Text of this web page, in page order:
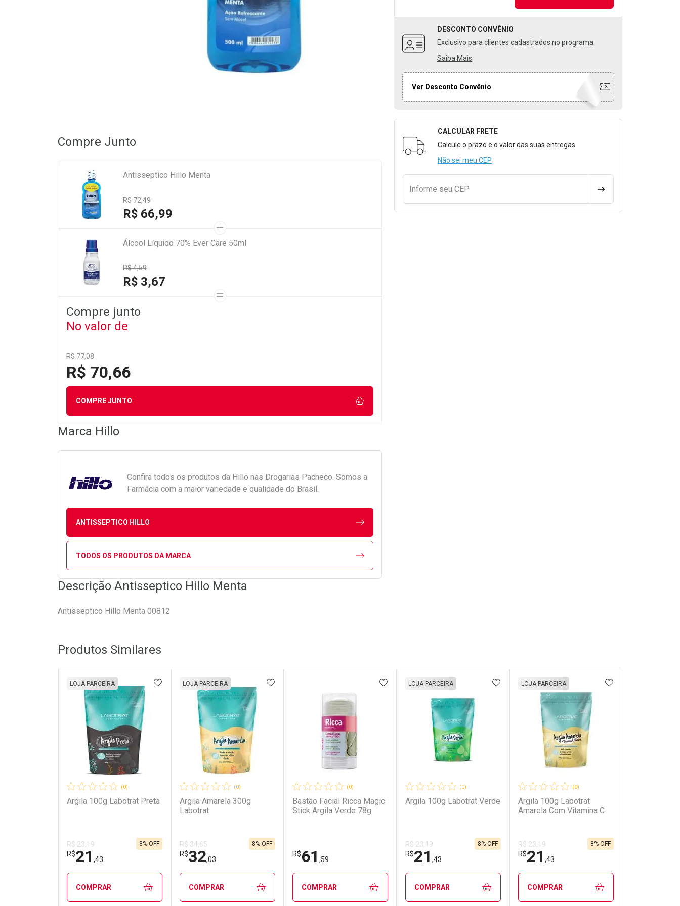
DESCONTO CONVÊNIO
Exclusivo para clientes cadastrados no programa
Saiba Mais
Ver Desconto Convênio
Formulário para Calcular o Frete
CALCULAR FRETE
Calcule o prazo e o valor das suas entregas
Não sei meu CEP
Informe seu CEP CALCULAR FRETE
Compre Junto
Antisseptico Hillo Menta
R$ 72,49
R$ 66,99
Álcool Líquido 70% Ever Care 50ml
R$ 4,59
R$ 3,67
Compre junto
No valor de
R$ 77,08
R$ 70,66
COMPRE JUNTO
Marca Hillo
Confira todos os produtos da Hillo nas Drogarias Pacheco. Somos a
Farmácia com a maior variedade e qualidade do Brasil.
ANTISSEPTICO HILLO
TODOS OS PRODUTOS DA MARCA
Descrição Antisseptico Hillo Menta
Antisseptico Hillo Menta 00812
Produtos Similares
(0)
Argila 100g Labotrat Preta
LOJA PARCEIRA
R$ 23,19
R$21 ,43
8% OFF
ADICIONAR AOS FAVORITOS
COMPRAR
(0)
Argila Amarela 300g
Labotrat
LOJA PARCEIRA
R$ 34,65
R$32,03
8% OFF
ADICIONAR AOS FAVORITOS
COMPRAR
(0)
Bastão Facial Ricca Magic
Stick Argila Verde 78g
R$61 ,59
ADICIONAR AOS FAVORITOS
COMPRAR
(0)
Argila 100g Labotrat Verde
LOJA PARCEIRA
R$ 23,19
R$21 ,43
8% OFF
ADICIONAR AOS FAVORITOS
COMPRAR
(0)
Argila 100g Labotrat
Amarela Com Vitamina C
LOJA PARCEIRA
R$ 23,19
R$21 ,43
8% OFF
ADICIONAR AOS
COMPRAR